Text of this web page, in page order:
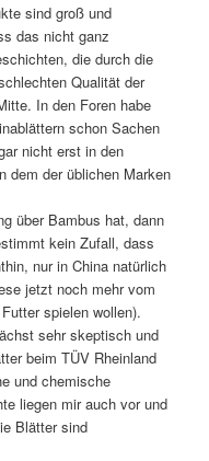
sind groß und
das nicht ganz
die durch die
Qualität der
In den Foren habe
schon Sachen
nicht erst in den
dem der üblichen Marken
über Bambus hat, dann
kein Zufall, dass
nur in China natürlich
jetzt noch mehr vom
spielen wollen).
sehr skeptisch und
beim TÜV Rheinland
und chemische
liegen mir auch vor und
Blätter sind